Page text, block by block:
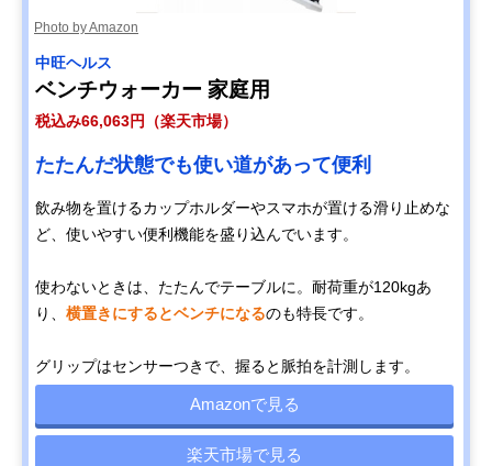
Photo by Amazon
中旺ヘルス
ベンチウォーカー 家庭用
税込み66,063円（楽天市場）
たたんだ状態でも使い道があって便利
飲み物を置けるカップホルダーやスマホが置ける滑り止めな
ど、使いやすい便利機能を盛り込んでいます。
使わないときは、たたんでテーブルに。耐荷重が120kgあ
り、 横置きにするとベンチになるのも特長です。
グリップはセンサーつきで、握ると脈拍を計測します。
Amazonで見る
楽天市場で見る